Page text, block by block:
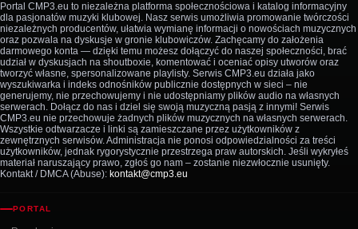
Portal CMP3.eu to niezależna platforma społecznościowa i katalog informacyjny
dla pasjonatów muzyki klubowej. Nasz serwis umożliwia promowanie twórczości
niezależnych producentów, ułatwia wymianę informacji o nowościach muzycznych
oraz pozwala na dyskusje w gronie klubowiczów. Zachęcamy do założenia
darmowego konta — dzięki temu możesz dołączyć do naszej społeczności, brać
udział w dyskusjach na shoutboxie, komentować i oceniać opisy utworów oraz
tworzyć własne, spersonalizowane playlisty. Serwis CMP3.eu działa jako
wyszukiwarka i indeks odnośników publicznie dostępnych w sieci – nie
generujemy, nie przechowujemy i nie udostępniamy plików audio na własnych
serwerach. Dołącz do nas i dziel się swoją muzyczną pasją z innymi! Serwis
CMP3.eu nie przechowuje żadnych plików muzycznych na własnych serwerach.
Wszystkie odtwarzacze i linki są zamieszczane przez użytkowników z
zewnętrznych serwisów. Administracja nie ponosi odpowiedzialności za treści
użytkowników, jednak rygorystycznie przestrzega praw autorskich. Jeśli wykryłeś
materiał naruszający prawo, zgłoś go nam – zostanie niezwłocznie usunięty.
Kontakt / DMCA (Abuse): kontakt@cmp3.eu
PORTAL